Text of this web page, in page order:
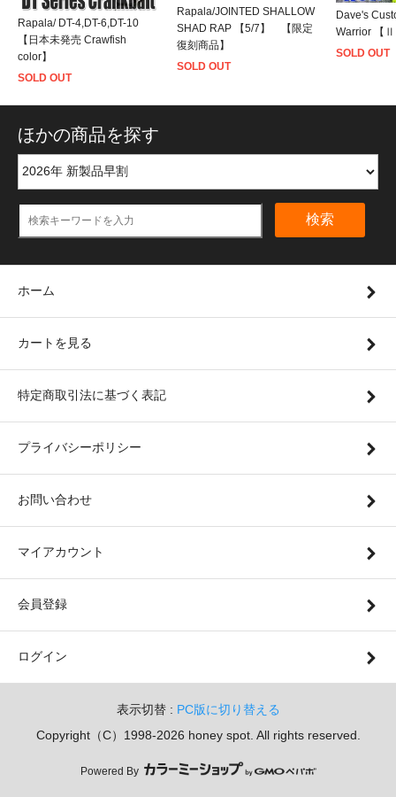
Rapala/ DT-4,DT-6,DT-10
【日本未発売 Crawfish
color】
SOLD OUT
Rapala/JOINTED SHALLOW
SHAD RAP 【5/7】 【限定
復刻商品】
SOLD OUT
Dave's
Warrior 【
SOLD OUT
ほかの商品を探す
検索
ホーム
カートを見る
特定商取引法に基づく表記
プライバシーポリシー
お問い合わせ
マイアカウント
会員登録
ログイン
表示切替 : PC版に切り替える
Copyright（C）1998-2026 honey spot. All rights reserved.
Powered By